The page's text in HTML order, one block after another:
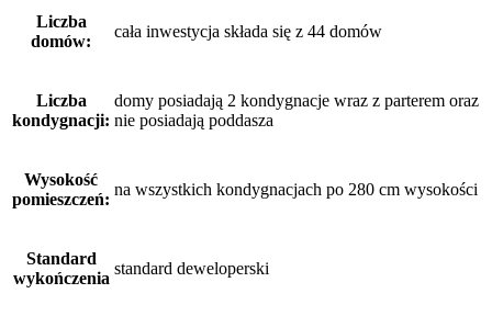
Liczba
domów:
cała inwestycja składa się z 44 domów
Liczba
kondygnacji:
domy posiadają 2 kondygnacje wraz z parterem oraz
nie posiadają poddasza
Wysokość
pomieszczeń:
na wszystkich kondygnacjach po 280 cm wysokości
Standard
wykończenia
standard deweloperski